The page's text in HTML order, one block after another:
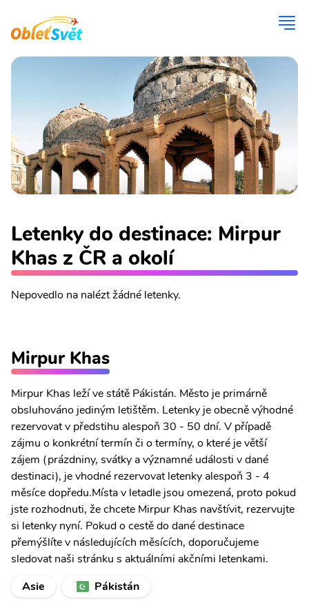
Letenky do destinace: Mirpur
Khas z ČR a okolí
Nepovedlo na nalézt žádné letenky.
Mirpur Khas
Mirpur Khas leží ve státě Pákistán. Město je primárně
obsluhováno jediným letištěm. Letenky je obecně výhodné
rezervovat v předstihu alespoň 30 - 50 dní. V případě
zájmu o konkrétní termín či o termíny, o které je větší
zájem (prázdniny, svátky a významné události v dané
destinaci), je vhodné rezervovat letenky alespoň 3 - 4
měsíce dopředu.Místa v letadle jsou omezená, proto pokud
jste rozhodnuti, že chcete Mirpur Khas navštívit, rezervujte
si letenky nyní. Pokud o cestě do dané destinace
přemýšlíte v následujících měsících, doporučujeme
sledovat naši stránku s aktuálními akčními letenkami.
Asie
Pákistán